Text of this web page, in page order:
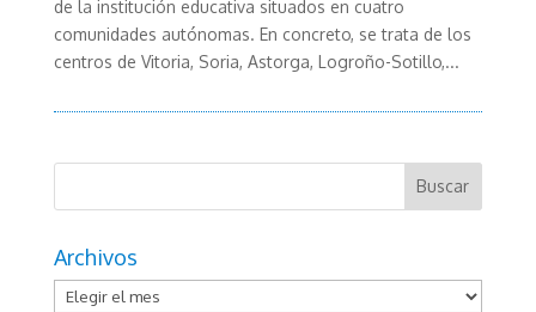
de la institución educativa situados en cuatro
comunidades autónomas. En concreto, se trata de los
centros de Vitoria, Soria, Astorga, Logroño-Sotillo,...
Archivos
Archivos